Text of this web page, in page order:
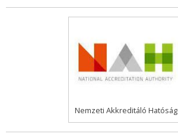
Nemzeti Akkreditáló Hatóság